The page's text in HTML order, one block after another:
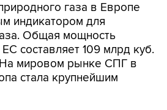
газа в Европе
индикатором для
Общая мощность
составляет 109 млрд куб.
На мировом рынке СПГ в
стала крупнейшим